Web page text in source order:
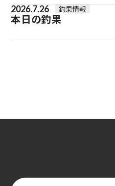
2026.7.26 釣果情報
本日の釣果